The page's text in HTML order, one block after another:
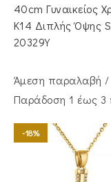
40cm Γυναικείος
Κ14 Διπλής Όψης
20329Y
Άμεση παραλαβή /
Παράδoση 1 έως 3
-18%